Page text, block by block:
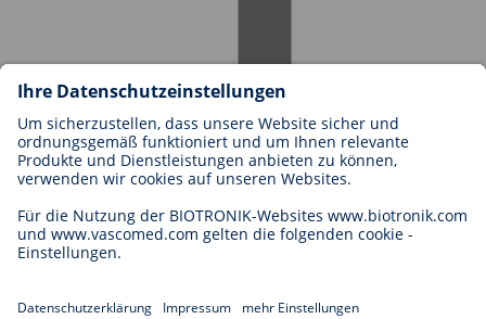
Karriere bei BIOTRONIK
Einstieg
Bewerbung
Karrierechancen